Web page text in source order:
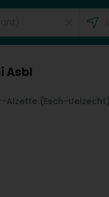
Asbl
Alzette (Esch-Uelzecht)